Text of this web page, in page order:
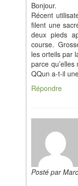
Bonjour.
Récent
filent une
deux pieds
course.
les orteils par
parce
QQun a-t-il
Répondre
Posté par